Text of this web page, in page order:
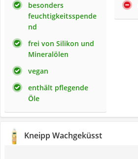
besonders
feuchtigkeitsspende
nd
frei von Silikon und
Mineralölen
vegan
enthält pflegende
Öle
Kneipp Wachgeküsst